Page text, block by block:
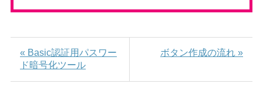
« Basic認証用パスワー
ド暗号化ツール
ボタン作成の流れ »